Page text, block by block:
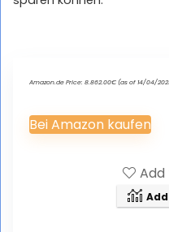
Amazon.de Price: 8.862.00€ (as of 14/04/
Bei Amazon kaufen
Add